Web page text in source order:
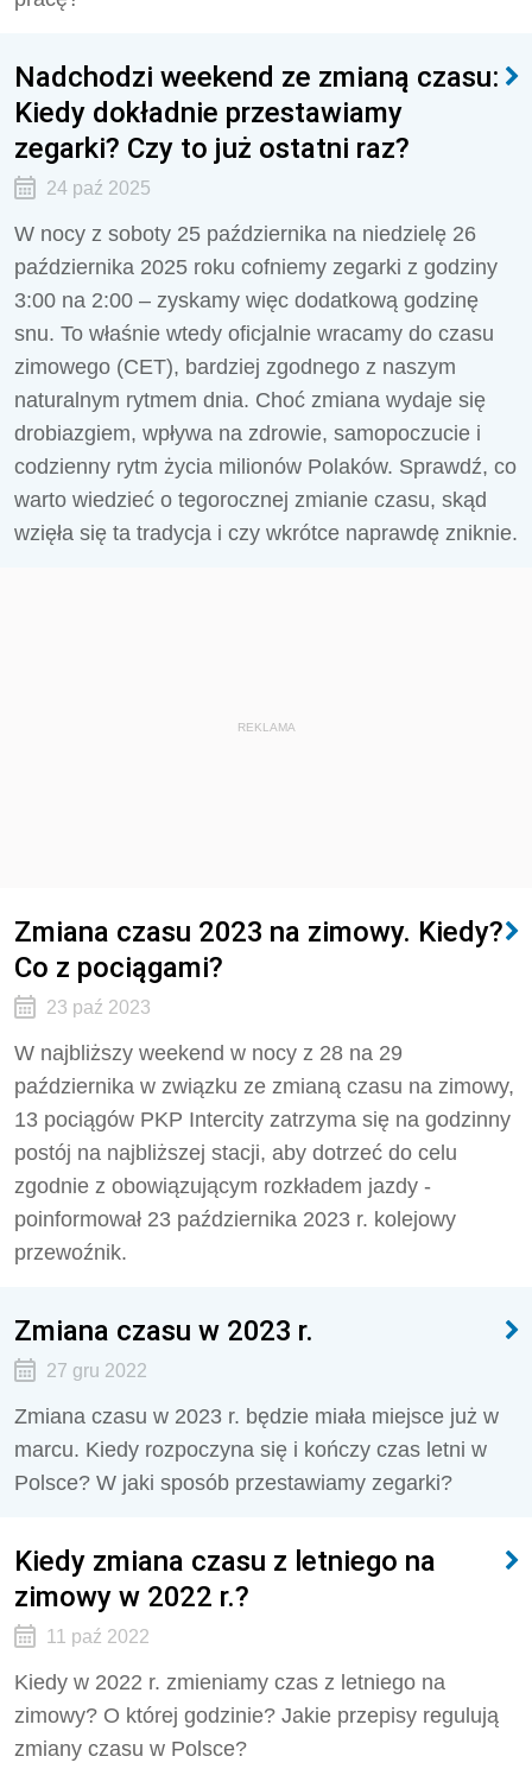
Nadchodzi weekend ze zmianą czasu:
Kiedy dokładnie przestawiamy
zegarki? Czy to już ostatni raz?
24 paź 2025
W nocy z soboty 25 października na niedzielę 26
października 2025 roku cofniemy zegarki z godziny
3:00 na 2:00 – zyskamy więc dodatkową godzinę
snu. To właśnie wtedy oficjalnie wracamy do czasu
zimowego (CET), bardziej zgodnego z naszym
naturalnym rytmem dnia. Choć zmiana wydaje się
drobiazgiem, wpływa na zdrowie, samopoczucie i
codzienny rytm życia milionów Polaków. Sprawdź, co
warto wiedzieć o tegorocznej zmianie czasu, skąd
wzięła się ta tradycja i czy wkrótce naprawdę zniknie.
REKLAMA
Zmiana czasu 2023 na zimowy. Kiedy?
Co z pociągami?
23 paź 2023
W najbliższy weekend w nocy z 28 na 29
października w związku ze zmianą czasu na zimowy,
13 pociągów PKP Intercity zatrzyma się na godzinny
postój na najbliższej stacji, aby dotrzeć do celu
zgodnie z obowiązującym rozkładem jazdy -
poinformował 23 października 2023 r. kolejowy
przewoźnik.
Zmiana czasu w 2023 r.
27 gru 2022
Zmiana czasu w 2023 r. będzie miała miejsce już w
marcu. Kiedy rozpoczyna się i kończy czas letni w
Polsce? W jaki sposób przestawiamy zegarki?
Kiedy zmiana czasu z letniego na
zimowy w 2022 r.?
11 paź 2022
Kiedy w 2022 r. zmieniamy czas z letniego na
zimowy? O której godzinie? Jakie przepisy regulują
zmiany czasu w Polsce?